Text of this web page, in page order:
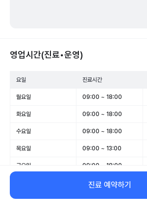
영업시간(진료•운영)
요일 진료시간
월요일 09:00 ~ 18:00
화요일 09:00 ~ 18:00
수요일 09:00 ~ 18:00
목요일 09:00 ~ 13:00
금요일 09:00 ~ 18:00
09:00 ~ 13:00
일요일 휴무
진료 예약하기